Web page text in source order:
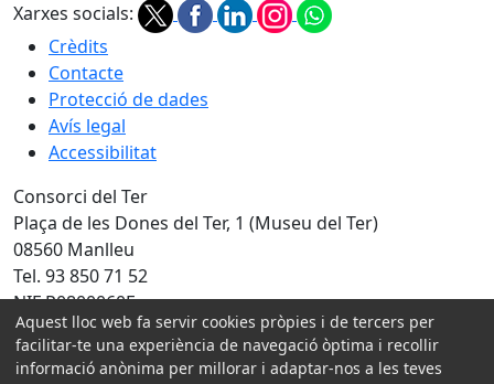
Xarxes socials:
Crèdits
Contacte
Protecció de dades
Avís legal
Accessibilitat
Consorci del Ter
Plaça de les Dones del Ter, 1 (Museu del Ter)
08560 Manlleu
Tel. 93 850 71 52
NIF P0800060F
Amb la col·laboració de:
Aquest lloc web fa servir cookies pròpies i de tercers per
facilitar-te una experiència de navegació òptima i recollir
informació anònima per millorar i adaptar-nos a les teves